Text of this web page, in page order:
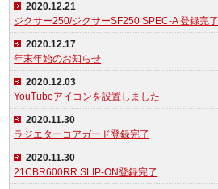
2020.12.21
ジクサー250/ジクサーSF250 SPEC-A 登録完了
2020.12.17
年末年始のお知らせ
2020.12.03
YouTubeアイコンを設置しました
2020.11.30
ラジエターコアガード登録完了
2020.11.30
21CBR600RR SLIP-ON登録完了